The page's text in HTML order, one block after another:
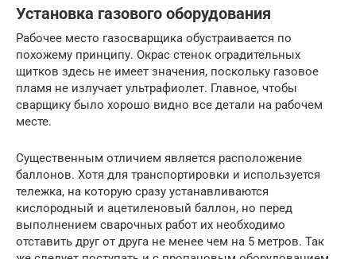
Установка газового оборудования
Рабочее место газосварщика обустраивается по
похожему принципу. Окрас стенок оградительных
щитков здесь не имеет значения, поскольку газовое
пламя не излучает ультрафиолет. Главное, чтобы
сварщику было хорошо видно все детали на рабочем
месте.
Существенным отличием является расположение
баллонов. Хотя для транспортировки и используется
тележка, на которую сразу устанавливаются
кислородный и ацетиленовый баллон, но перед
выполнением сварочных работ их необходимо
отставить друг от друга не менее чем на 5 метров. Так